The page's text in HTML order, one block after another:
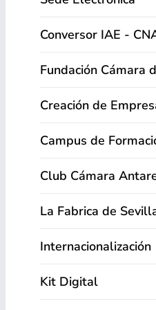
Conversor IAE -
Fundación Cámara
Creación de
Campus de
Club Cámara
La Fabrica de
Internacionalización
Kit Digital